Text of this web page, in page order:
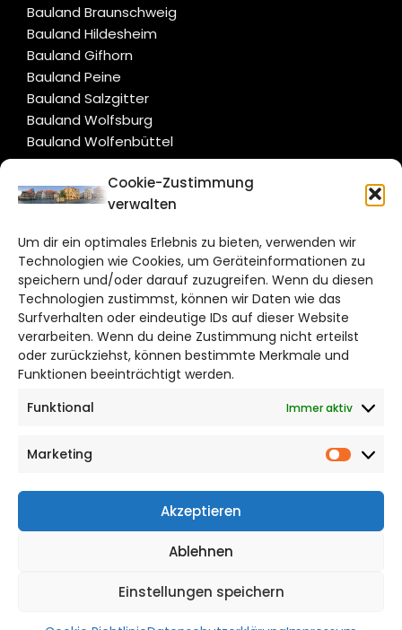
Cookie-Zustimmung
verwalten
Um dir ein optimales Erlebnis zu bieten, verwenden wir
Technologien wie Cookies, um Geräteinformationen zu
speichern und/oder darauf zuzugreifen. Wenn du diesen
Technologien zustimmst, können wir Daten wie das
Surfverhalten oder eindeutige IDs auf dieser Website
verarbeiten. Wenn du deine Zustimmung nicht erteilst
oder zurückziehst, können bestimmte Merkmale und
Funktionen beeinträchtigt werden.
Funktional
Immer aktiv
Marketing
Akzeptieren
Ablehnen
Einstellungen speichern
Bauland Braunschweig
Bauland Hildesheim
Bauland Gifhorn
Bauland Peine
Bauland Salzgitter
Bauland Wolfsburg
Bauland Wolfenbüttel
CITYLIFE!
hildesheim@citylifemedien.de
Bruchtorwall 12
38100 Braunschweig
Telefon: 0531 387220 – 65
DAS STADTMAGAZIN FÜR HILDESHEIM
Impressum
Cookie Richtlinie
CITYLIFE! BEI FACEBOOK